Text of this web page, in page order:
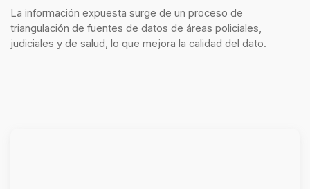
La información expuesta surge de un proceso de
triangulación de fuentes de datos de áreas policiales,
judiciales y de salud, lo que mejora la calidad del dato.